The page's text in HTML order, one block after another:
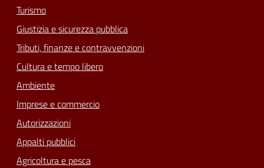
Turismo
Giustizia e sicurezza pubblica
Tributi, finanze e contravvenzioni
Cultura e tempo libero
Ambiente
Imprese e commercio
Autorizzazioni
Appalti pubblici
Agricoltura e pesca